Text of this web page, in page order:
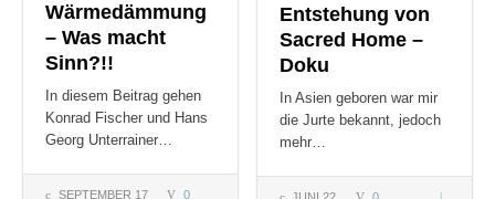
Wärmedämmung
– Was macht
Sinn?!!
In diesem Beitrag gehen
Konrad Fischer und Hans
Georg Unterrainer…
SEPTEMBER 17
0
Entstehung von
Sacred Home –
Doku
In Asien geboren war mir
die Jurte bekannt, jedoch
mehr…